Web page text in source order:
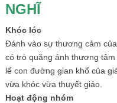
NGHĨ
Khóc lóc
Đánh vào sự thương cảm
có trò quăng ảnh thương
lể con đường gian khổ của
vừa khóc vừa thuyết giáo.
Hoạt động nhóm